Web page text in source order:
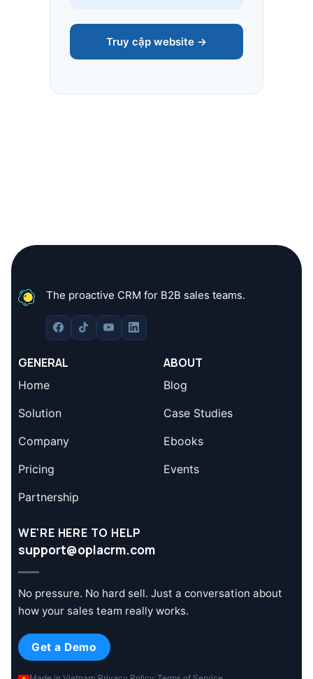
Truy cập website →
The proactive CRM for B2B sales teams.
GENERAL
Home
Solution
Company
Pricing
Partnership
ABOUT
Blog
Case Studies
Ebooks
Events
WE'RE HERE TO HELP
support@oplacrm.com
No pressure. No hard sell. Just a conversation about
how your sales team really works.
Get a Demo